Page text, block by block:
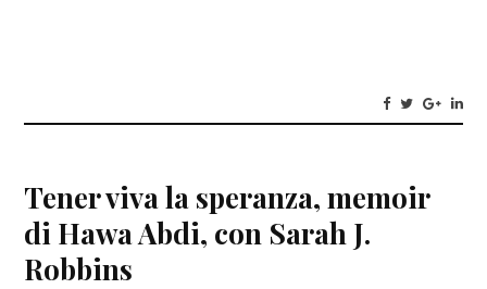
Tener viva la speranza, memoir
di Hawa Abdi, con Sarah J.
Robbins